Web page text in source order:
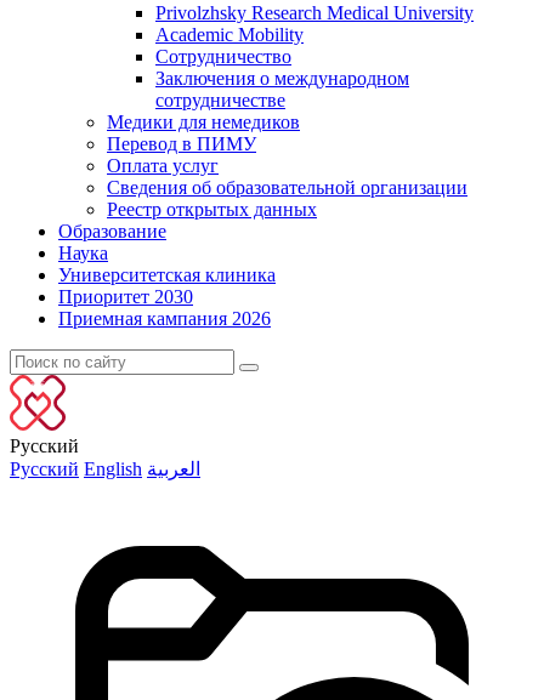
Privolzhsky Research Medical University
Academic Mobility
Сотрудничество
Заключения о международном
сотрудничестве
Медики для немедиков
Перевод в ПИМУ
Оплата услуг
Сведения об образовательной организации
Реестр открытых данных
Образование
Наука
Университетская клиника
Приоритет 2030
Приемная кампания 2026
Русский
Русский English العربية